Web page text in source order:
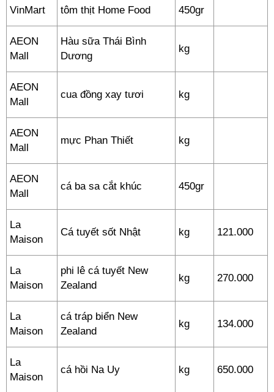
VinMart tôm thịt Home Food 450gr
AEON
Mall
Hàu sữa Thái Bình
Dương
kg
AEON
Mall
cua đồng xay tươi kg
AEON
Mall
mực Phan Thiết kg
AEON
Mall
cá ba sa cắt khúc 450gr
La
Maison
Cá tuyết sốt Nhật kg 121.000
La
Maison
phi lê cá tuyết New
Zealand
kg 270.000
La
Maison
cá tráp biển New
Zealand
kg 134.000
La
Maison
cá hồi Na Uy kg 650.000